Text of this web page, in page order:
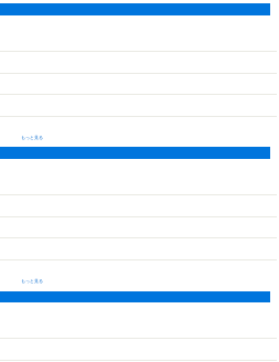
もっと見る
もっと見る